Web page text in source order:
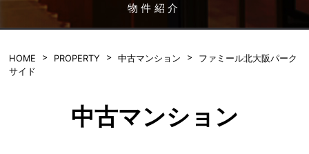
物件紹介
HOME PROPERTY 中古マンション
ファミール北大阪パーク
サイド
中古マンション